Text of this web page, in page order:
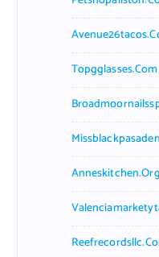
Topgglasses.com
Anneskitchen.org